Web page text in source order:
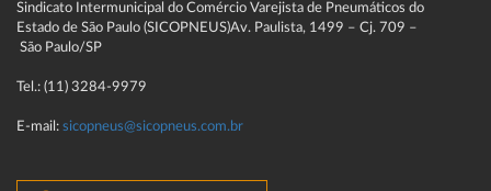
Sindicato Intermunicipal do Comércio Varejista de Pneumáticos do
Estado de São Paulo (SICOPNEUS)Av. Paulista, 1499 – Cj. 709 –
São Paulo/SP
Tel.: (11) 3284-9979
E-mail: sicopneus@sicopneus.com.br